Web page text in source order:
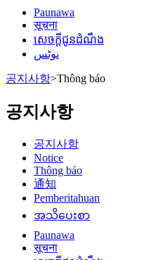
Paunawa
सूचना
សេចក្តីជូនដំណឹង
نوٹس
공지사항>Thông báo
공지사항
공지사항
Notice
Thông báo
通知
Pemberitahuan
အသိပေးစာ
Paunawa
सूचना